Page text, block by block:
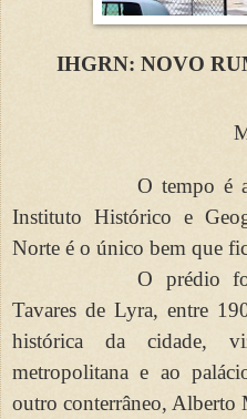
IHGRN: NOVO
O tempo é
Instituto Histórico e
Norte é o único bem que
O prédio
Tavares de Lyra, entre
histórica da cidade,
metropolitana e ao
outro conterrâneo, Alberto